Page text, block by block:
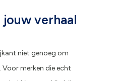
jouw verhaal
niet genoeg om
merken die echt